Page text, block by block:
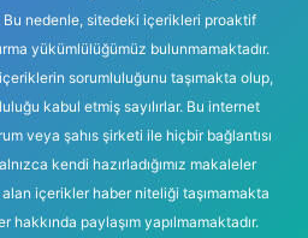
nedenle, sitedeki içerikleri proaktif
yükümlülüğümüz bulunmamaktadır.
sorumluluğunu taşımakta olup,
kabul etmiş sayılırlar. Bu internet
veya şahıs şirketi ile hiçbir bağlantısı
kendi hazırladığımız makaleler
alan içerikler haber niteliği taşımamakta
paylaşım yapılmamaktadır.